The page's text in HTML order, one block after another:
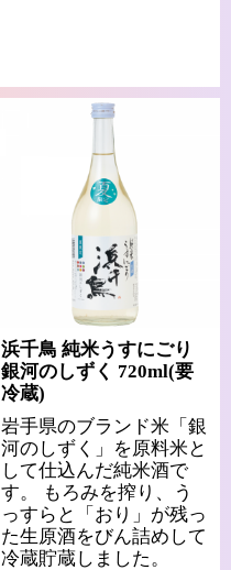
浜千鳥 純米うすにごり
銀河のしずく 720ml(要
冷蔵)
岩手県のブランド米「銀
河のしずく」を原料米と
して仕込んだ純米酒で
す。 もろみを搾り、う
っすらと「おり」が残っ
た生原酒をびん詰めして
冷蔵貯蔵しました。